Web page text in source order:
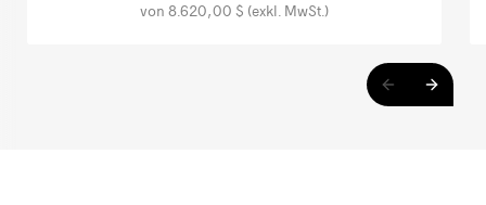
von 8.620,00 $ (exkl. MwSt.)